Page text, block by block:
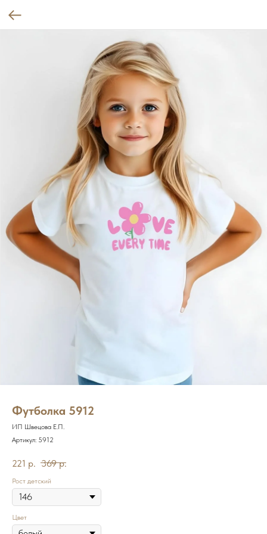
Футболка 5912
ИП Швецова Е.П.
Артикул: 5912
221 р. 369 р.
Рост детский
Цвет